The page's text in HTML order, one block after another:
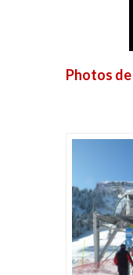
Photos de